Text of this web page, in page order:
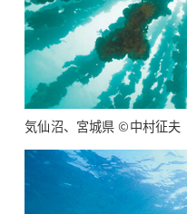
気仙沼、宮城県 ©中村征夫